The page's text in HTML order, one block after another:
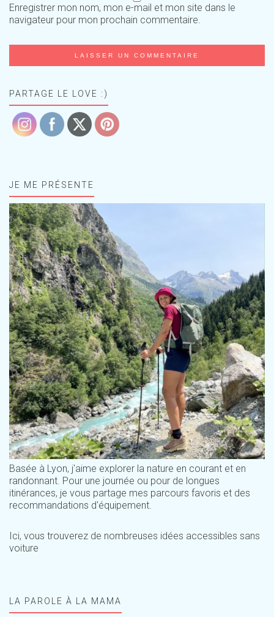
Enregistrer mon nom, mon e-mail et mon site dans le
navigateur pour mon prochain commentaire.
PARTAGE LE LOVE :)
JE ME PRÉSENTE
Basée à Lyon, j'aime explorer la nature en courant et en
randonnant. Pour une journée ou pour de longues
itinérances, je vous partage mes parcours favoris et des
recommandations d'équipement.
Ici, vous trouverez de nombreuses idées accessibles sans
voiture
LA PAROLE À LA MAMA